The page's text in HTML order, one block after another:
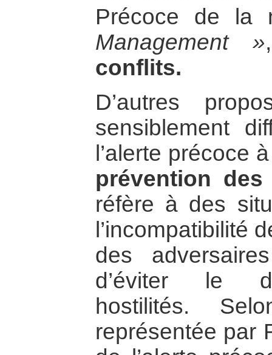
Précoce de
Management »
conflits.
D’autres
sensiblement
l’alerte précoce
prévention
réfère à des
l’incompatibilité
des
d’éviter le
hostilités.
représentée par